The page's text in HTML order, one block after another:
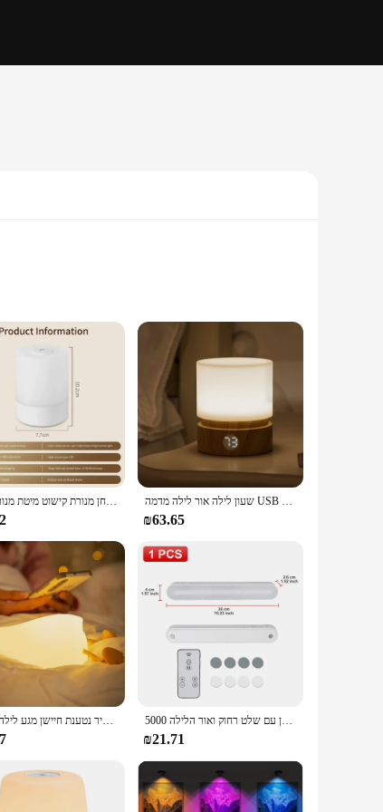
design blends seamlessly with any decor, while the
useful for parents who want to create a
Its eco-friendly design means that you can enjoy
it easy to move from room to room or to take with
reading, this Timer Setting Night Light is the
thoughtful gift for friends and family. With its
הוביל לגעת זוהר לילה אור הלילה אור שלט עיתוי עמעום חדר השינה תאורה שולחן מנורת קישוט מיטת מנורת שינה שעון לילה אור לילה מדמה USB נטענת ליד מיטת נשימה לילה ילדים ילדים תינוקות מבוגרים שינה bdromm שולחן עבודה
₪63.65
ליל הברווז סיליקון לילה בהיר נטענת חיישן מגע לילה 3 רמות dmmable טיימר עבור ילד חדר השינה 5000 עין-הגנה על מנורת קריאה מגנטית מנורת 3-אור שולחן עם שלט רחוק ואור הלילה
₪21.71